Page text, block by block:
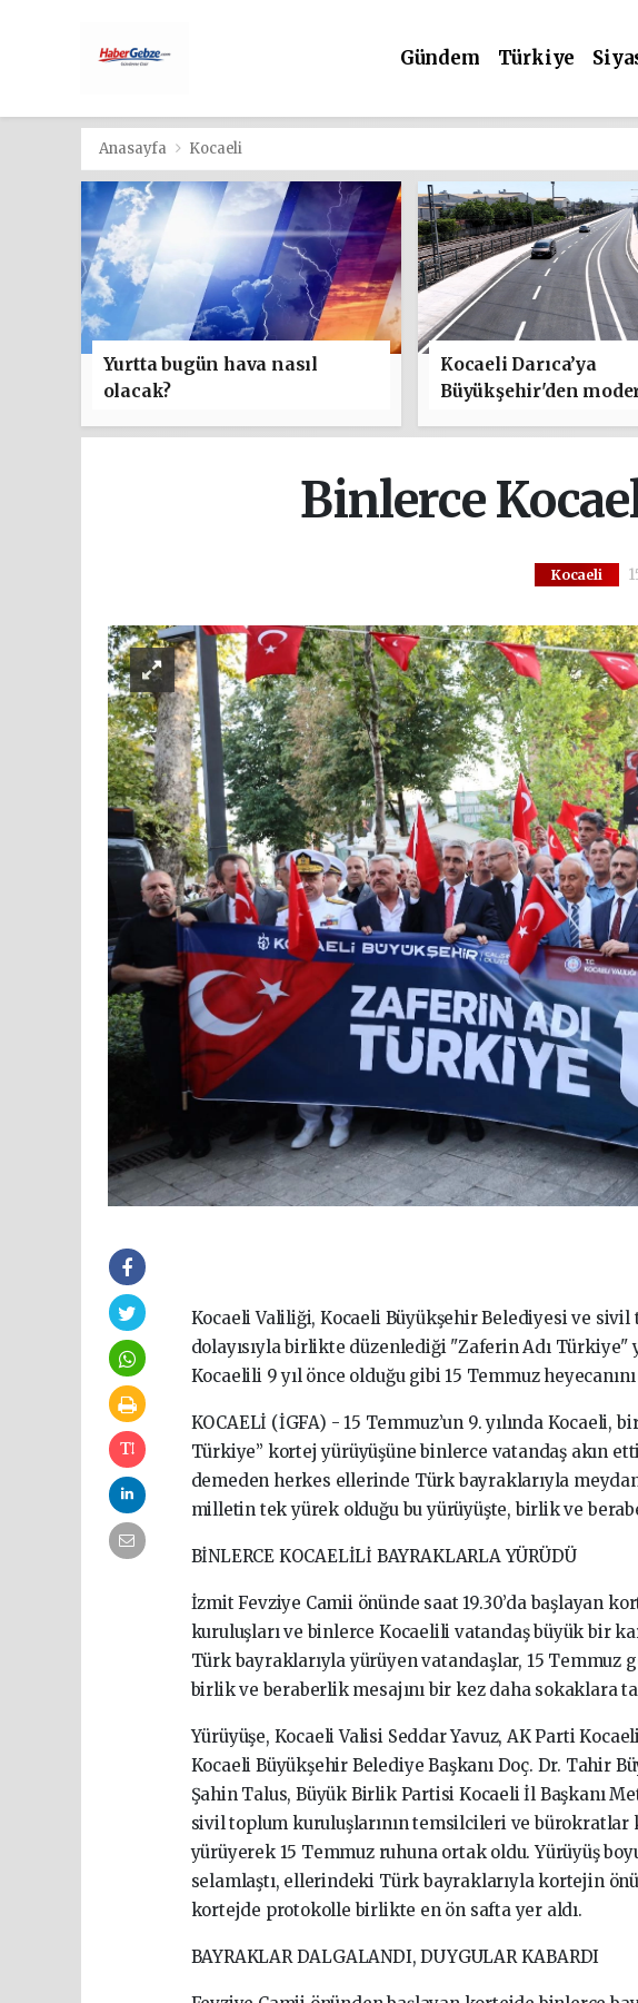
Gündem Türkiye
Anasayfa Kocaeli
Yurtta bugün hava nasıl
olacak?
Kocaeli Darıca’ya
Büyükşehir'den
Binlerce
Kocaeli
Kocaeli Valiliği, Kocaeli Büyükşehir Belediyesi ve sivil
dolayısıyla birlikte düzenlediği "Zaferin Adı
Kocaelili 9 yıl önce olduğu gibi 15 Temmuz
KOCAELİ (İGFA) - 15 Temmuz’un 9. yılında Kocaeli,
Türkiye” kortej yürüyüşüne binlerce vatandaş akın
demeden herkes ellerinde Türk bayraklarıyla
milletin tek yürek olduğu bu yürüyüşte, birlik ve
BİNLERCE KOCAELİLİ BAYRAKLARLA YÜRÜDÜ
İzmit Fevziye Camii önünde saat 19.30’da başlayan
kuruluşları ve binlerce Kocaelili vatandaş büyük bir
Türk bayraklarıyla yürüyen vatandaşlar, 15 Temmuz
birlik ve beraberlik mesajını bir kez daha sokaklara
Yürüyüşe, Kocaeli Valisi Seddar Yavuz, AK Parti
Kocaeli Büyükşehir Belediye Başkanı Doç. Dr. Tahir
Şahin Talus, Büyük Birlik Partisi Kocaeli İl Başkanı
sivil toplum kuruluşlarının temsilcileri ve bürokratlar
yürüyerek 15 Temmuz ruhuna ortak oldu. Yürüyüş
selamlaştı, ellerindeki Türk bayraklarıyla kortejin
kortejde protokolle birlikte en ön safta yer aldı.
BAYRAKLAR DALGALANDI, DUYGULAR KABARDI